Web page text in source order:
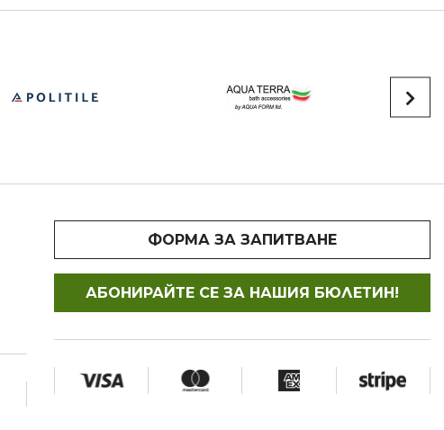
ФОРМА ЗА ЗАПИТВАНЕ
АБОНИРАЙТЕ СЕ ЗА НАШИЯ БЮЛЕТИН!